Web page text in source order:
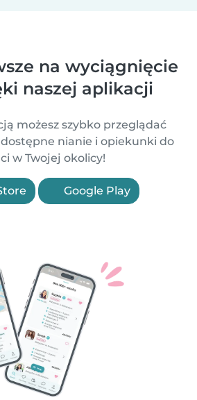
na wyciągnięcie
naszej aplikacji
możesz szybko przeglądać
nianie i opiekunki do
w Twojej okolicy!
Google Play